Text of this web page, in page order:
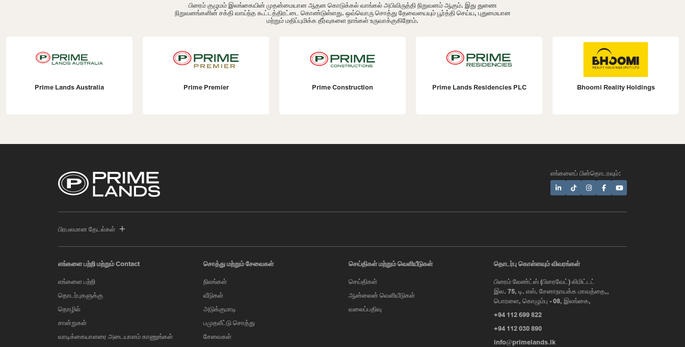
பிரைம் குழுமம் இலங்கையின் முதன்மையான ஆதன கொடுக்கல் வாங்கல் அபிவிருத்தி நிறுவனம் ஆகும். இது துணை
நிறுவனங்களின் சக்தி வாய்ந்த கூட்டத்திரட்டை கொண்டுள்ளது. ஒவ்வொரு சொத்து தேவையையும் பூர்த்தி செய்ய, புதுமையான
மற்றும் மதிப்புமிக்க தீர்வுகளை நாங்கள் உருவாக்குகிறோம்.
Prime Lands Australia Prime Premier Prime Construction Prime Lands Residencies PLC Bhoomi Reality Holdings
எங்களைப் பின்தொடரவும்:
பிரபலமான தேடல்கள்
எங்களை பற்றி மற்றும் Contact
எங்களை பற்றி
தொடர்புகளுக்கு
தொழில்
சான்றுகள்
வாடிக்கையாளரை அடையாளம் காணுங்கள்
சொத்து மற்றும் சேவைகள்
நிலங்கள்
வீடுகள்
அடுக்குமாடி
பமுதலீட்டு சொத்து
சேவைகள்
செய்திகள் மற்றும் வெளியீடுகள்
செய்திகள்
ஆன்லைன் வெளியீடுகள்
வலைப்பதிவு
தொடர்பு கொள்ளவும் விவரங்கள்
பிரைம் லேண்ட்ஸ் (பிரைவேட்) லிமிட்டட்
இல. 75, டி. எஸ். சேனாநாயக்க மாவத்தை,,
பொரளை, கொழும்பு - 08, இலங்கை,
+94 112 699 822
+94 112 030 890
info@primelands.lk
Hi, I'm Prime Bee, Your AI
Assistant!
Tap the Call button above to talk
message below and I'll be happy to